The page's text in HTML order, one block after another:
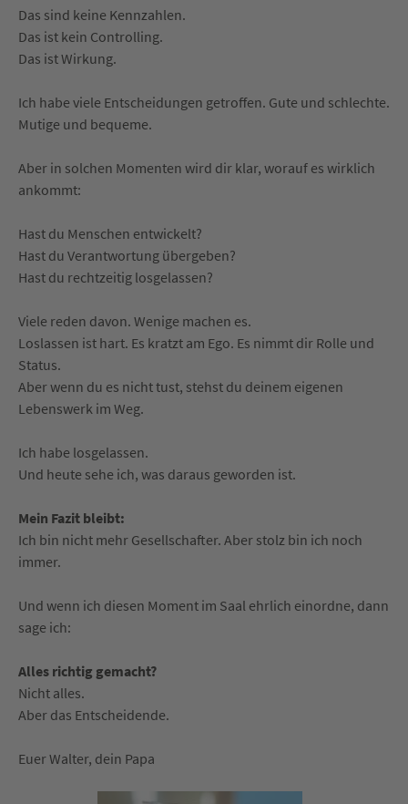
Das sind keine Kennzahlen.
Das ist kein Controlling.
Das ist Wirkung.
Ich habe viele Entscheidungen getroffen. Gute und schlechte.
Mutige und bequeme.
Aber in solchen Momenten wird dir klar, worauf es wirklich
ankommt:
Hast du Menschen entwickelt?
Hast du Verantwortung übergeben?
Hast du rechtzeitig losgelassen?
Viele reden davon. Wenige machen es.
Loslassen ist hart. Es kratzt am Ego. Es nimmt dir Rolle und
Status.
Aber wenn du es nicht tust, stehst du deinem eigenen
Lebenswerk im Weg.
Ich habe losgelassen.
Und heute sehe ich, was daraus geworden ist.
Mein Fazit bleibt:
Ich bin nicht mehr Gesellschafter. Aber stolz bin ich noch
immer.
Und wenn ich diesen Moment im Saal ehrlich einordne, dann
sage ich:
Alles richtig gemacht?
Nicht alles.
Aber das Entscheidende.
Euer Walter, dein Papa